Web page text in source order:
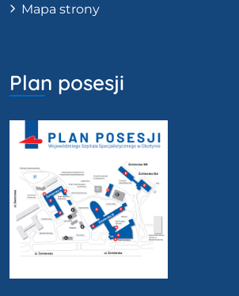
Mapa strony
Plan posesji